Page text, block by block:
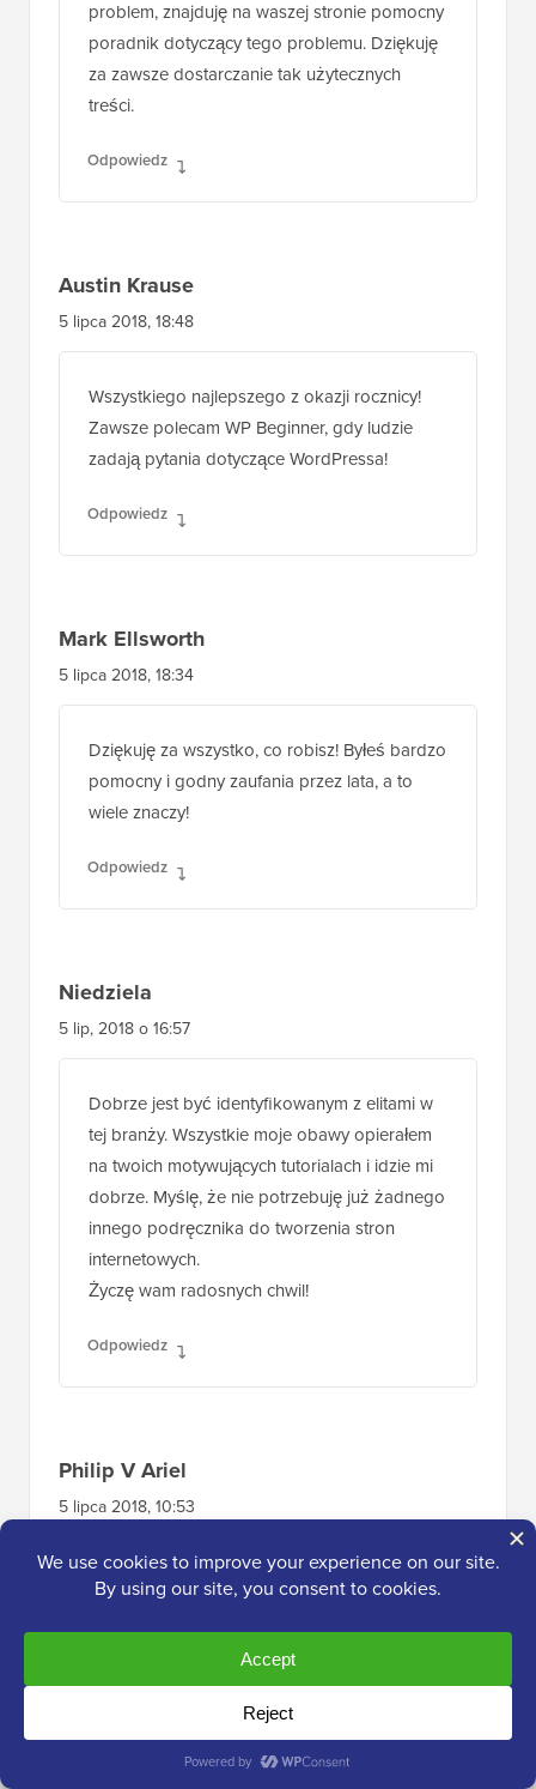
problem, znajduję na waszej stronie pomocny
poradnik dotyczący tego problemu. Dziękuję
za zawsze dostarczanie tak użytecznych
treści.
Odpowiedz
Austin Krause
5 lipca 2018, 18:48
Wszystkiego najlepszego z okazji rocznicy!
Zawsze polecam WP Beginner, gdy ludzie
zadają pytania dotyczące WordPressa!
Odpowiedz
Mark Ellsworth
5 lipca 2018, 18:34
Dziękuję za wszystko, co robisz! Byłeś bardzo
pomocny i godny zaufania przez lata, a to
wiele znaczy!
Odpowiedz
Niedziela
5 lip, 2018 o 16:57
Dobrze jest być identyfikowanym z elitami w
tej branży. Wszystkie moje obawy opierałem
na twoich motywujących tutorialach i idzie mi
dobrze. Myślę, że nie potrzebuję już żadnego
innego podręcznika do tworzenia stron
internetowych.
Życzę wam radosnych chwil!
Odpowiedz
Philip V Ariel
5 lipca 2018, 10:53
Cześć Syed i Zespole
9. Rok! Wspaniale! Świetna robota!
Dzięki za udostępnienie zdjęć rodzinnych,
zwłaszcza małego Salomona!